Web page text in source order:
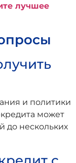
лучшее
и политики
может
до нескольких